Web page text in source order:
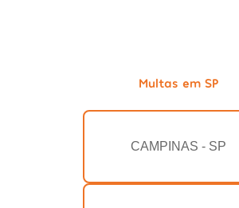
Multas em SP
CAMPINAS - SP